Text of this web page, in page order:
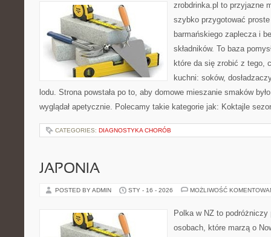
zrobdrinka.pl to przyjazne
szybko przygotować
barmańskiego zaplecza i
składników. To baza
które da się zrobić z tego,
kuchni: soków,
lodu. Strona powstała po to, aby domowe mieszanie smaków
wyglądał apetycznie. Polecamy takie kategorie jak: Koktajle
CATEGORIES: DIAGNOSTYKA CHORÓB
JAPONIA
POSTED BY ADMIN STY - 16 - 2026 MOŻLIWOŚĆ
Polka w NZ to
osobach, które marzą o